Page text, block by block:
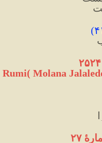
)
Rumi( Molana
۲۷